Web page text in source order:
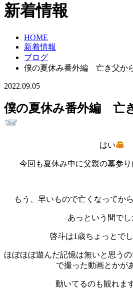
新着情報
HOME
新着情報
ブログ
僕の夏休み番外編 亡き父か
2022.09.05
僕の夏休み番外編 亡
はい
今回も夏休み中に父親の墓参
もう、早いもので亡くなってか
あっという間でし
啓斗は1歳ちょっとで
ほぼほぼ遊んだ記憶は無いと思う
で撮った動画とかが
動いてるのも観れま